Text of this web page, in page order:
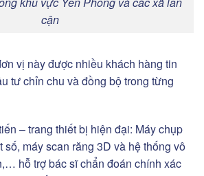
cận
vị này được nhiều khách hàng tin
tư chỉn chu và đồng bộ trong từng
– trang thiết bị hiện đại: Máy chụp
số, máy scan răng 3D và hệ thống vô
hỗ trợ bác sĩ chẩn đoán chính xác